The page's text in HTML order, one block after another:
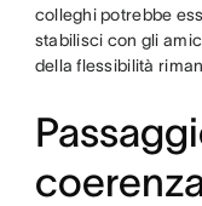
colleghi potrebbe
stabilisci con gli
della flessibilità